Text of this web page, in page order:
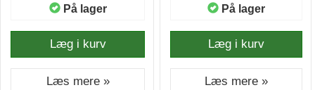
På lager
Læg i kurv
Læs mere »
På lager
Læg i kurv
Læs mere »